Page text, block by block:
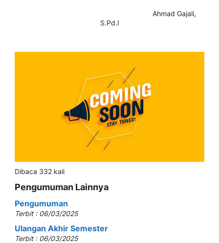
Ahmad Gajali,
S.Pd.I
Dibaca 332 kali
Pengumuman Lainnya
Pengumuman
Terbit : 06/03/2025
Ulangan Akhir Semester
Terbit : 06/03/2025